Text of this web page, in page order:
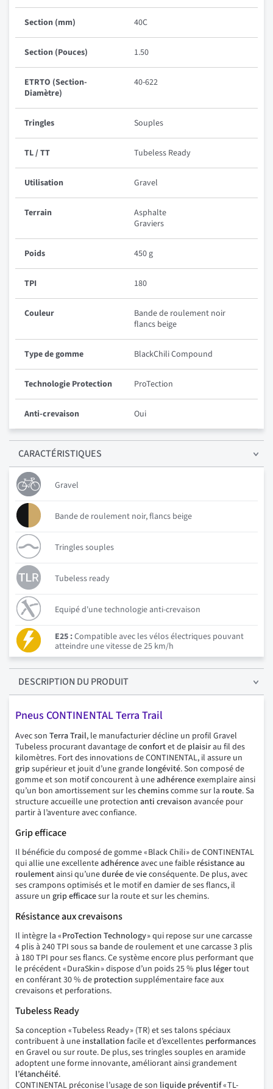
Section (mm) 40C
Section (Pouces) 1.50
ETRTO (Section-
Diamètre)
40-622
Tringles Souples
TL / TT Tubeless Ready
Utilisation Gravel
Terrain
Asphalte
Graviers
Poids 450 g
TPI 180
Couleur
Bande de roulement noir
flancs beige
Type de gomme BlackChili Compound
Technologie Protection ProTection
Anti-crevaison Oui
CARACTÉRISTIQUES
Gravel
Bande de roulement noir, flancs beige
Tringles souples
Tubeless ready
Equipé d'une technologie anti-crevaison
E25 :Compatible avec les vélos électriques pouvant
atteindre une vitesse de 25 km/h
DESCRIPTION DU PRODUIT
Pneus CONTINENTAL Terra Trail
Avec son Terra Trail, le manufacturier décline un profil Gravel
Tubeless procurant davantage deconfortet de plaisirau fil des
kilomètres. Fort des innovations de CONTINENTAL, il assure un
gripsupérieur et jouit d’une grande longévité. Son composé de
gomme et son motif concourent à uneadhérenceexemplaire ainsi
qu’un bon amortissement sur lescheminscomme sur la route. Sa
structure accueille une protection anti crevaison avancée pour
partir à l’aventure avec confiance.
Grip efficace
Il bénéficie du composé de gomme « Black Chili » de CONTINENTAL
qui allie une excellenteadhérenceavec une faible résistance au
roulementainsi qu’unedurée devieconséquente. De plus, avec
ses crampons optimisés et le motif en damier de ses flancs, il
assure un gripefficacesur la route et sur les chemins.
Résistance aux crevaisons
Il intègre la «ProTection Technology» qui repose sur une carcasse
4 plis à 240 TPI sous sa bande de roulement et une carcasse 3 plis
à 180 TPI pour ses flancs. Ce système encore plus performant que
le précédent « DuraSkin » dispose d’un poids 25 % plus légertout
en conférant 30 % de protection supplémentaire face aux
crevaisons et perforations.
Tubeless Ready
Sa conception « Tubeless Ready » (TR) et ses talons spéciaux
contribuent à une installation facile et d’excellentes performances
en Gravel ou sur route. De plus, ses tringles souples en aramide
adoptent une forme innovante, améliorant ainsi grandement
l’étanchéité.
CONTINENTAL préconise l’usage de son liquide préventif« TL-